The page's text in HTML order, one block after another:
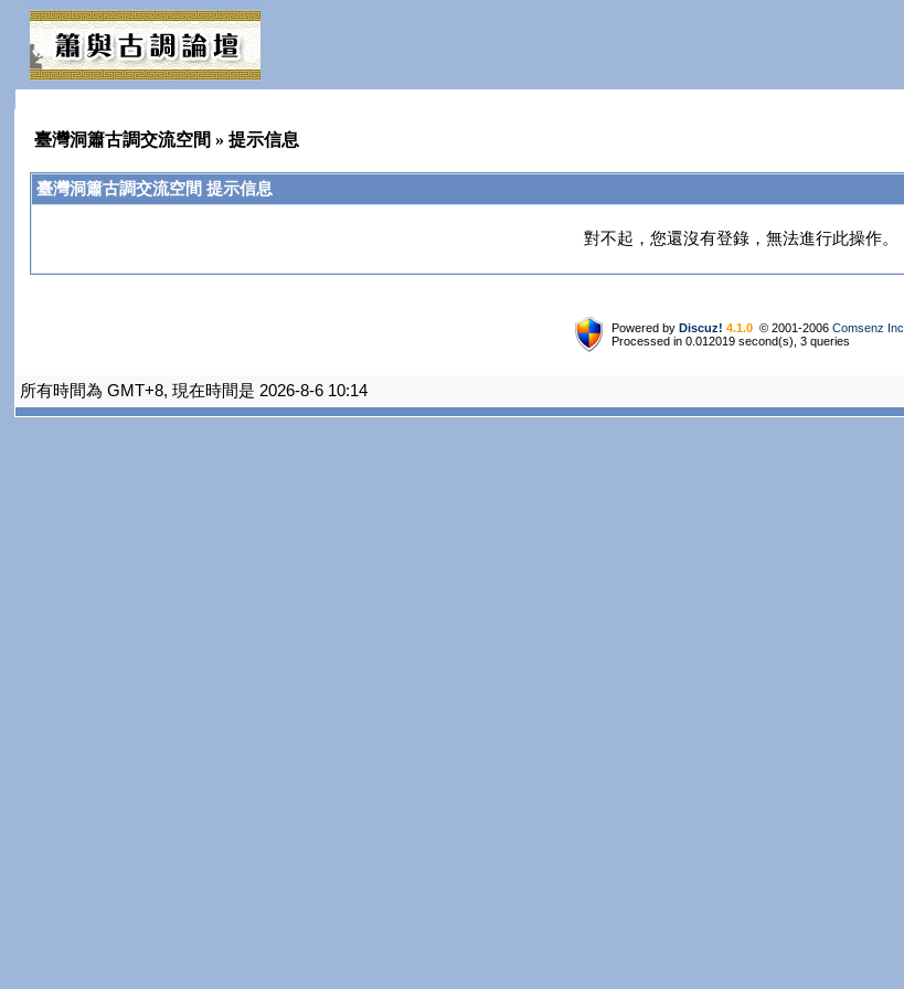
臺灣洞簫古調交流空間 » 提示信息
臺灣洞簫古調交流空間 提示信息
對不起，您還沒有登錄，無法進行此操作。
Powered byDiscuz! 4.1.0 © 2001-2006Comsenz Inc.
Processed in 0.012019 second(s), 3 queries
所有時間為 GMT+8, 現在時間是 2026-8-6 10:14